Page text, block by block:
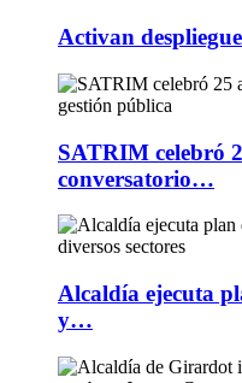
Activan
SATRIM celebró
conversatorio…
Alcaldía ejecuta
y…